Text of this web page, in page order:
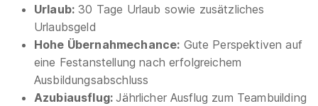
Ausbildung Maschinen- und Anlagenführer
(m/w/d) Metall- und Kunststofftechnik
Südwestdeutsche Hartsteinwerke Zweigniederlassung
Urlaub: 30 Tage Urlaub sowie zusätzliches
Urlaubsgeld
Hohe Übernahmechance: Gute Perspektiven auf
eine Festanstellung nach erfolgreichem
Ausbildungsabschluss
Azubiausflug:Jährlicher Ausflug zum Teambuilding